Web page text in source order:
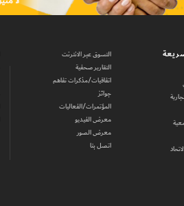
التسوق عبر الانترنت
التقارير صحفية
اتفاقيات/مذكرات تفاهم
جوائز
المؤتمرات/الفعاليات
معرض الفيديو
معرض الصور
اتصل بنا